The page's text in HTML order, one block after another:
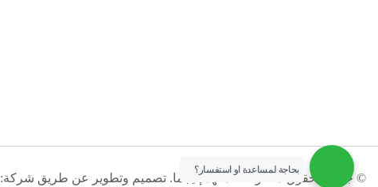
© جميع الحقوق محفوظة لمعهد إنيجما. تصميم وتطوير عن طريق شركة:
بحاجة لمساعدة او استفسار؟